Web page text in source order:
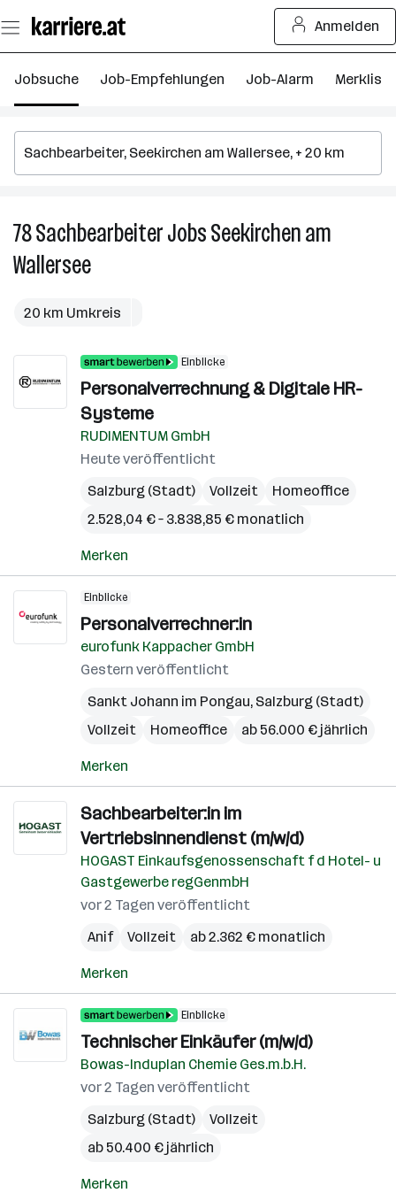
Seiteninhalt
springen
Anmelden
Jobsuche Job-Empfehlungen Job-Alarm Merkliste
78SachbearbeiterJobsSeekirchen am
Wallersee
20 km Umkreis
Einblicke
Personalverrechnung & Digitale HR-
Systeme
RUDIMENTUM GmbH
Heute veröffentlicht
Salzburg (Stadt)
Vollzeit
Homeoffice
2.528,04 € – 3.838,85 € monatlich
Merken
Einblicke
Personalverrechner:in
eurofunk Kappacher GmbH
Gestern veröffentlicht
Sankt Johann im Pongau, Salzburg (Stadt)
Vollzeit
Homeoffice ab 56.000 € jährlich
Merken
Sachbearbeiter:in im
Vertriebsinnendienst (m/w/d)
HOGAST Einkaufsgenossenschaft f d Hotel- u
Gastgewerbe regGenmbH
vor 2 Tagen veröffentlicht
Anif
Vollzeit ab 2.362 € monatlich
Merken
Einblicke
Technischer Einkäufer (m/w/d)
Bowas-Induplan Chemie Ges.m.b.H.
vor 2 Tagen veröffentlicht
Salzburg (Stadt)
Vollzeit
ab 50.400 € jährlich
Merken